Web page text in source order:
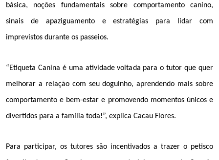
básica, noções fundamentais sobre comportamento canino,
sinais de apaziguamento e estratégias para lidar com
imprevistos durante os passeios.
“Etiqueta Canina é uma atividade voltada para o tutor que quer
melhorar a relação com seu doguinho, aprendendo mais sobre
comportamento e bem-estar e promovendo momentos únicos e
divertidos para a família toda!”, explica Cacau Flores.
Para participar, os tutores são incentivados a trazer o petisco